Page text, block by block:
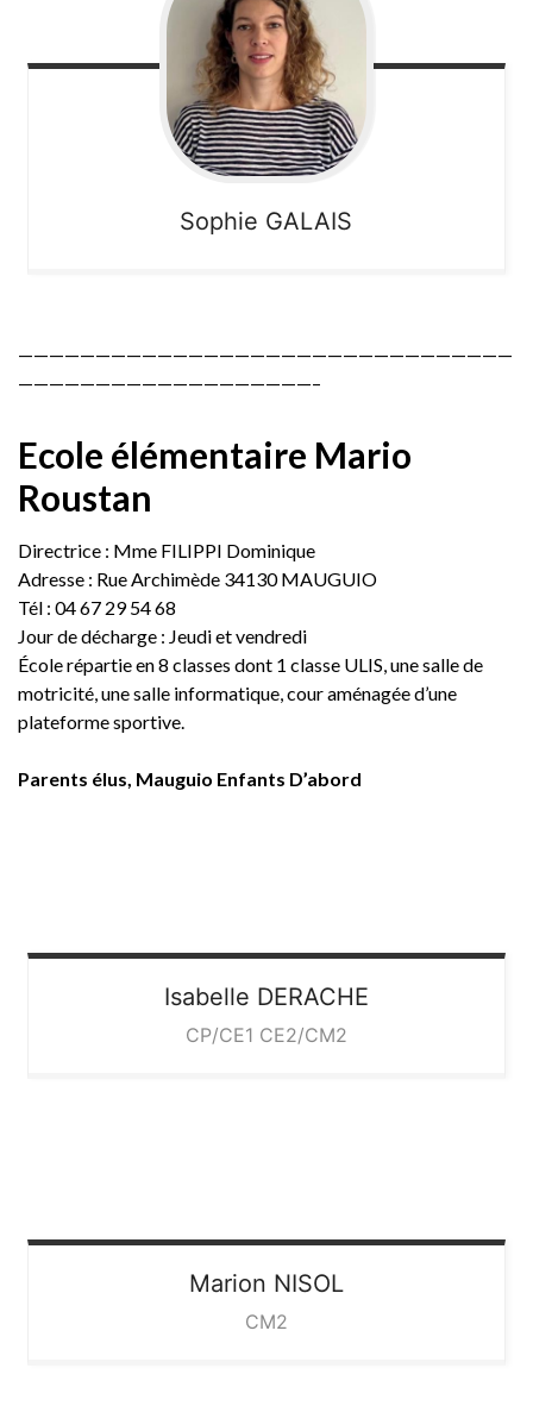
Sophie GALAIS
————————————————————————————————
———————————————————–
Ecole élémentaire Mario
Roustan
Directrice : Mme FILIPPI Dominique
Adresse : Rue Archimède 34130 MAUGUIO
Tél : 04 67 29 54 68
Jour de décharge : Jeudi et vendredi
École répartie en 8 classes dont 1 classe ULIS, une salle de
motricité, une salle informatique, cour aménagée d’une
plateforme sportive.
Parents élus, Mauguio Enfants D’abord
Isabelle DERACHE
CP/CE1 CE2/CM2
Marion NISOL
CM2